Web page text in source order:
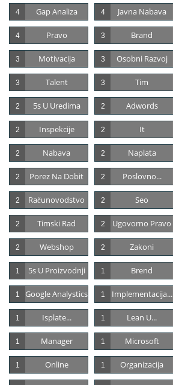
Gap Analiza
4 Javna Nabava
4
Pravo
4 Brand
3
Motivacija
3 Osobni Razvoj
3
Talent
3 Tim
3
5s U Uredima
2 Adwords
2
Inspekcije
2 It
2
Nabava
2 Naplata
2
Porez Na Dobit
2 Poslovno...
2
Računovodstvo
2 Seo
2
Timski Rad
2 Ugovorno Pravo
2
Webshop
2 Zakoni
2
5s U Proizvodnji
1 Brend
1
Google Analystics
1 Implementacija...
1
Isplate...
1 Lean U...
1
Manager
1 Microsoft
1
Online
1 Organizacija
1